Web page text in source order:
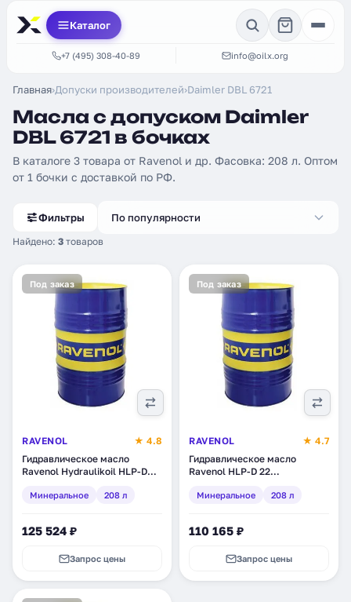
Каталог
+7 (495) 308-40-89 info@oilx.org
Главная›Допуски производителей›Daimler DBL 6721
Масла с допуском Daimler
DBL 6721 в бочках
В каталоге 3 товара от Ravenol и др. Фасовка: 208 л. Оптом
от 1 бочки с доставкой по РФ.
Фильтры
Найдено: 3 товаров
По популярности
Под заказ
RAVENOL
★ 4.8
Гидравлическое масло
Ravenol Hydraulikoil HLP-D
(1323305-208)
Минеральное 208 л
125 524 ₽
Запрос цены
Под заказ
RAVENOL
★ 4.7
Гидравлическое масло
Ravenol HLP-D 22
208 л (1323303-208)
Минеральное 208 л
110 165 ₽
Запрос цены